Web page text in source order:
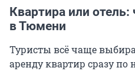
Квартира или
в Тюмени
Туристы всё чаще
аренду квартир сразу